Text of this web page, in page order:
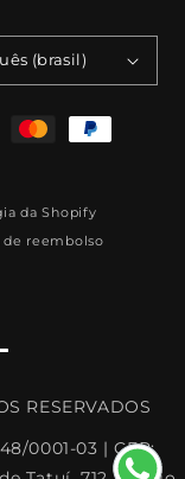
(brasil)
da Shopify
de reembolso
RESERVADOS
0001-03 | CEP: